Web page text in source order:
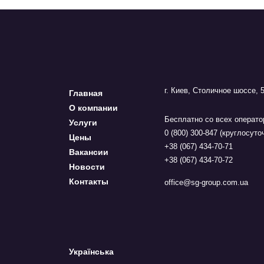
Главная
О компании
Услуги
Цены
Вакансии
Новости
Контакты
Українська
г. Киев, Столичное шоссе,
Бесплатно со всех
0 (800) 300-847
+38 (067) 434-70-71
+38 (067) 434-70-72
office@sg-group.com.ua